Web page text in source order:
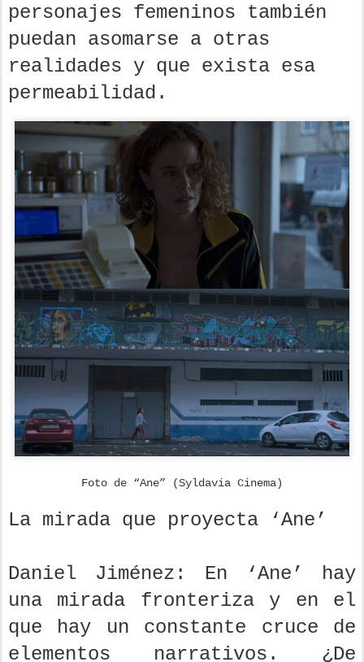
personajes femeninos también
puedan asomarse a otras
realidades y que exista esa
permeabilidad.
Foto de “Ane” (Syldavia Cinema)
La mirada que proyecta ‘Ane’
Daniel Jiménez: En ‘Ane’ hay
una mirada fronteriza y en el
que hay un constante cruce de
elementos narrativos. ¿De